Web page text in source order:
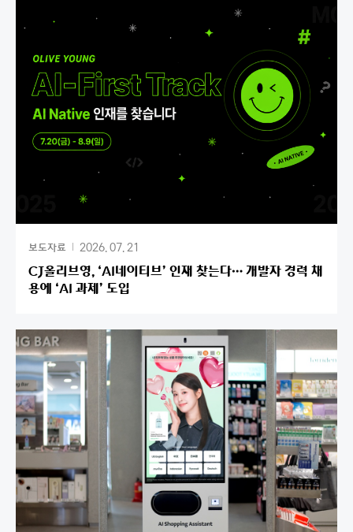
보도자료 2026. 07. 21
CJ올리브영, ‘AI네이티브’ 인재 찾는다… 개발자 경력 채
용에 ‘AI 과제’ 도입